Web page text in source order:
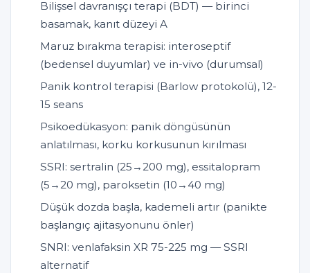
Bilişsel davranışçı terapi (BDT) — birinci
basamak, kanıt düzeyi A
Maruz bırakma terapisi: interoseptif
(bedensel duyumlar) ve in-vivo (durumsal)
Panik kontrol terapisi (Barlow protokolü), 12-
15 seans
Psikoedükasyon: panik döngüsünün
anlatılması, korku korkusunun kırılması
SSRI: sertralin (25→200 mg), essitalopram
(5→20 mg), paroksetin (10→40 mg)
Düşük dozda başla, kademeli artır (panikte
başlangıç ajitasyonunu önler)
SNRI: venlafaksin XR 75-225 mg — SSRI
alternatif